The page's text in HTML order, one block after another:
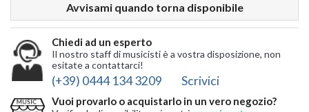
Avvisami quando torna disponibile
Chiedi ad un esperto
Il nostro staff di musicisti è a vostra disposizione, non
esitate a contattarci!
(+39) 0444 134 3209 Scrivici
Vuoi provarlo o acquistarlo in un vero negozio?